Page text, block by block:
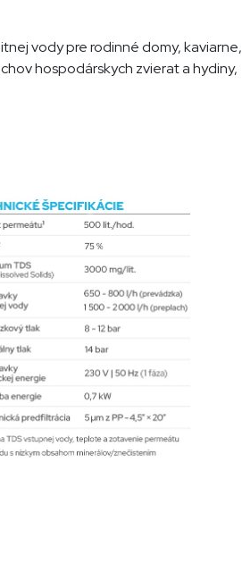
vody pre rodinné domy, kaviarne,
hospodárskych zvierat a hydiny,